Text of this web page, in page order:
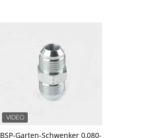
BSP-Garten-Schwenker 0,080-